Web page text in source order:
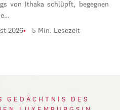
von Ithaka schlüpft, begegnen
2026 5 Min. Lesezeit
GEDÄCHTNIS DES